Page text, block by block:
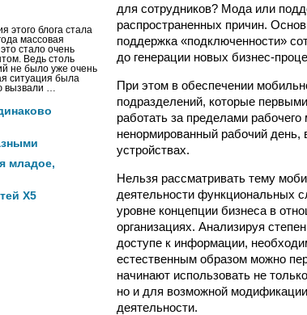
этого блога стала
массовая
стало очень
Ведь столь
не было уже очень
ситуация была
…
младое,
X5
для сотрудников? Мода или
распространенных причин.
поддержка «подключенности»
до генерации новых бизнес-
При этом в обеспечении
подразделений, которые
работать за пределами
ненормированный рабочий
устройствах.
Нельзя рассматривать тему
деятельности функциональных
уровне концепции бизнеса в
организациях. Анализируя
доступе к информации,
естественным образом можно
начинают использовать не
но и для возможной
деятельности.